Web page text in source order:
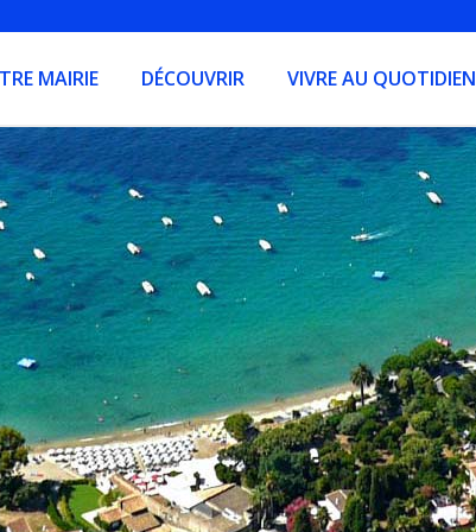
MAIRIE DÉCOUVRIR VIVRE AU QUOTIDIEN